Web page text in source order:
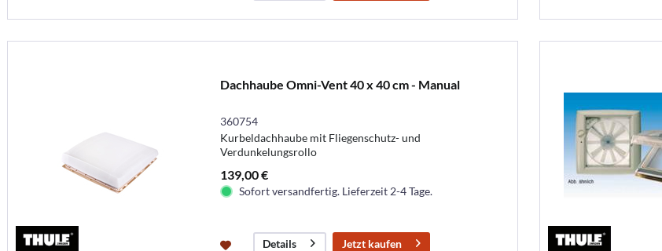
Dachhaube Omni-Vent 40 x 40 cm - Manual
360754
Kurbeldachhaube mit Fliegenschutz- und
Verdunkelungsrollo
139,00 €
Sofort versandfertig. Lieferzeit 2-4 Tage.
Details Jetzt kaufen